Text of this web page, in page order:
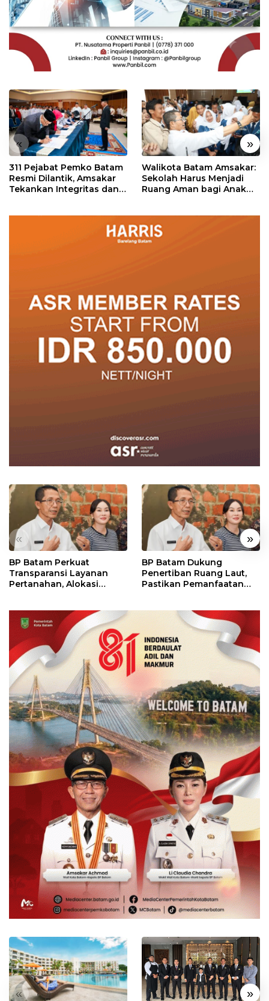
« »
311 Pejabat Pemko Batam
Resmi Dilantik, Amsakar
Tekankan Integritas dan
Walikota Batam Amsakar:
Sekolah Harus Menjadi
Ruang Aman bagi Anak
« »
BP Batam Perkuat
Transparansi Layanan
Pertanahan, Alokasi
BP Batam Dukung
Penertiban Ruang Laut,
Pastikan Pemanfaatan
« »